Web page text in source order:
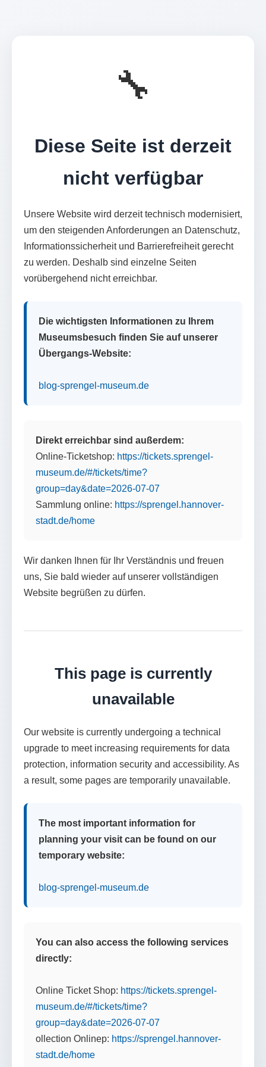
🔧
Diese Seite ist derzeit
nicht verfügbar
Unsere Website wird derzeit technisch modernisiert,
um den steigenden Anforderungen an Datenschutz,
Informationssicherheit und Barrierefreiheit gerecht
zu werden. Deshalb sind einzelne Seiten
vorübergehend nicht erreichbar.
Die wichtigsten Informationen zu Ihrem
Museumsbesuch finden Sie auf unserer
Übergangs-Website:
blog-sprengel-museum.de
Direkt erreichbar sind außerdem:
Online-Ticketshop: https://tickets.sprengel-
museum.de/#/tickets/time?
group=day&date=2026-07-07
Sammlung online: https://sprengel.hannover-
stadt.de/home
Wir danken Ihnen für Ihr Verständnis und freuen
uns, Sie bald wieder auf unserer vollständigen
Website begrüßen zu dürfen.
This page is currently
unavailable
Our website is currently undergoing a technical
upgrade to meet increasing requirements for data
protection, information security and accessibility. As
a result, some pages are temporarily unavailable.
The most important information for
planning your visit can be found on our
temporary website:
blog-sprengel-museum.de
You can also access the following services
directly:
Online Ticket Shop: https://tickets.sprengel-
museum.de/#/tickets/time?
group=day&date=2026-07-07
ollection Onlinep: https://sprengel.hannover-
stadt.de/home